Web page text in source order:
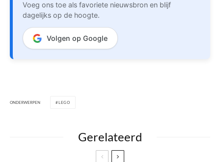
Voeg ons toe als favoriete nieuwsbron en blijf
dagelijks op de hoogte.
Volgen op Google
ONDERWERPEN LEGO
Gerelateerd